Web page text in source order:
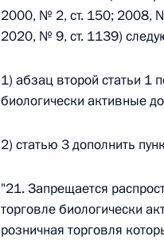
О внесении изменений в
кодекса Российской
Федеральный закон
О внесении изменений в
2000, № 2, ст. 150; 2008,
2020, № 9, ст. 1139)
1) абзац второй статьи 1
биологически активные
2) статью 3 дополнить
"21. Запрещается
торговле биологически
розничная торговля